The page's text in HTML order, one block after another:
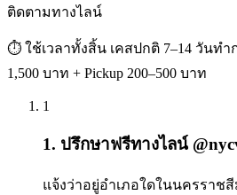
ติดตามทางไลน์
⏱ ใช้เวลาทั้งสิ้น เคสปกติ 7–14 วันทำ
1,500 บาท + Pickup 200–500 บาท
1
1. ปรึกษาฟรีทางไลน์
แจ้งว่าอยู่อำเภอใดในนครราช